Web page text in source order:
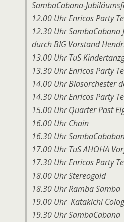
SambaCabana-
12.00 Uhr Enricos Party
12.30 Uhr
durch BIG Vorstand
13.00 Uhr TuS
13.30 Uhr Enricos Party
14.00 Uhr Blasorchester
14.30 Uhr Enricos Party
15.00 Uhr Quarter Past
16.00 Uhr Chain
16.30 Uhr
17.00 Uhr TuS AHOHA
17.30 Uhr Enricos Party
18.00 Uhr Stereogold
18.30 Uhr Ramba Samba
19.00 Uhr Katakichi
19.30 Uhr SambaCabana